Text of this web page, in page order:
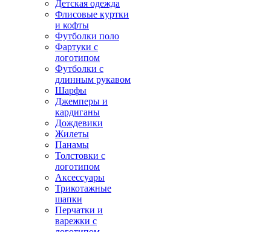
Детская одежда
Флисовые куртки
и кофты
Футболки поло
Фартуки с
логотипом
Футболки с
длинным рукавом
Шарфы
Джемперы и
кардиганы
Дождевики
Жилеты
Панамы
Толстовки с
логотипом
Аксессуары
Трикотажные
шапки
Перчатки и
варежки с